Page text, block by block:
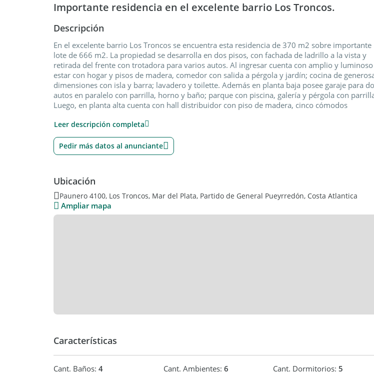
Importante residencia en el excelente barrio Los Troncos.
Descripción
En el excelente barrio Los Troncos se encuentra esta residencia de 370 m2 sobre importante
lote de 666 m2. La propiedad se desarrolla en dos pisos, con fachada de ladrillo a la vista y
retirada del frente con trotadora para varios autos. Al ingresar cuenta con amplio y luminoso
estar con hogar y pisos de madera, comedor con salida a pérgola y jardín; cocina de
dimensiones con isla y barra; lavadero y toilette. Además en planta baja posee garaje para
autos en paralelo con parrilla, horno y baño; parque con piscina, galería y pérgola con
Luego, en planta alta cuenta con hall distribuidor con piso de madera, cinco cómodos
los dormitorios restantes. Por último la propiedad posee calefacción por radiadores y se
encuentra en excelente estado de conservación y mantenimiento.
Leer descripción completa
Pedir más datos al anunciante
Ubicación
Paunero 4100, Los Troncos, Mar del Plata, Partido de General Pueyrredón, Costa Atlantica
Ampliar mapa
Características
Cant. Baños: 4 Cant. Ambientes: 6 Cant. Dormitorios:5